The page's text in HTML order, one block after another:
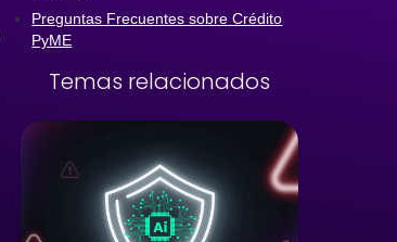
Preguntas Frecuentes sobre Crédito
PyME
Temas relacionados